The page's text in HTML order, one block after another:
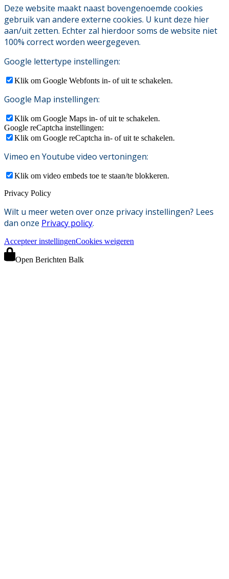
Deze website maakt naast bovengenoemde cookies
gebruik van andere externe cookies. U kunt deze hier
aan/uit zetten. Echter zal hierdoor soms de website niet
100% correct worden weergegeven.
Google lettertype instellingen:
Klik om Google Webfonts in- of uit te schakelen.
Google Map instellingen:
Klik om Google Maps in- of uit te schakelen.
Google reCaptcha instellingen:
Klik om Google reCaptcha in- of uit te schakelen.
Vimeo en Youtube video vertoningen:
Klik om video embeds toe te staan/te blokkeren.
Privacy Policy
Wilt u meer weten over onze privacy instellingen? Lees
dan onze Privacy policy.
Accepteer instellingenCookies weigeren
Open Berichten Balk